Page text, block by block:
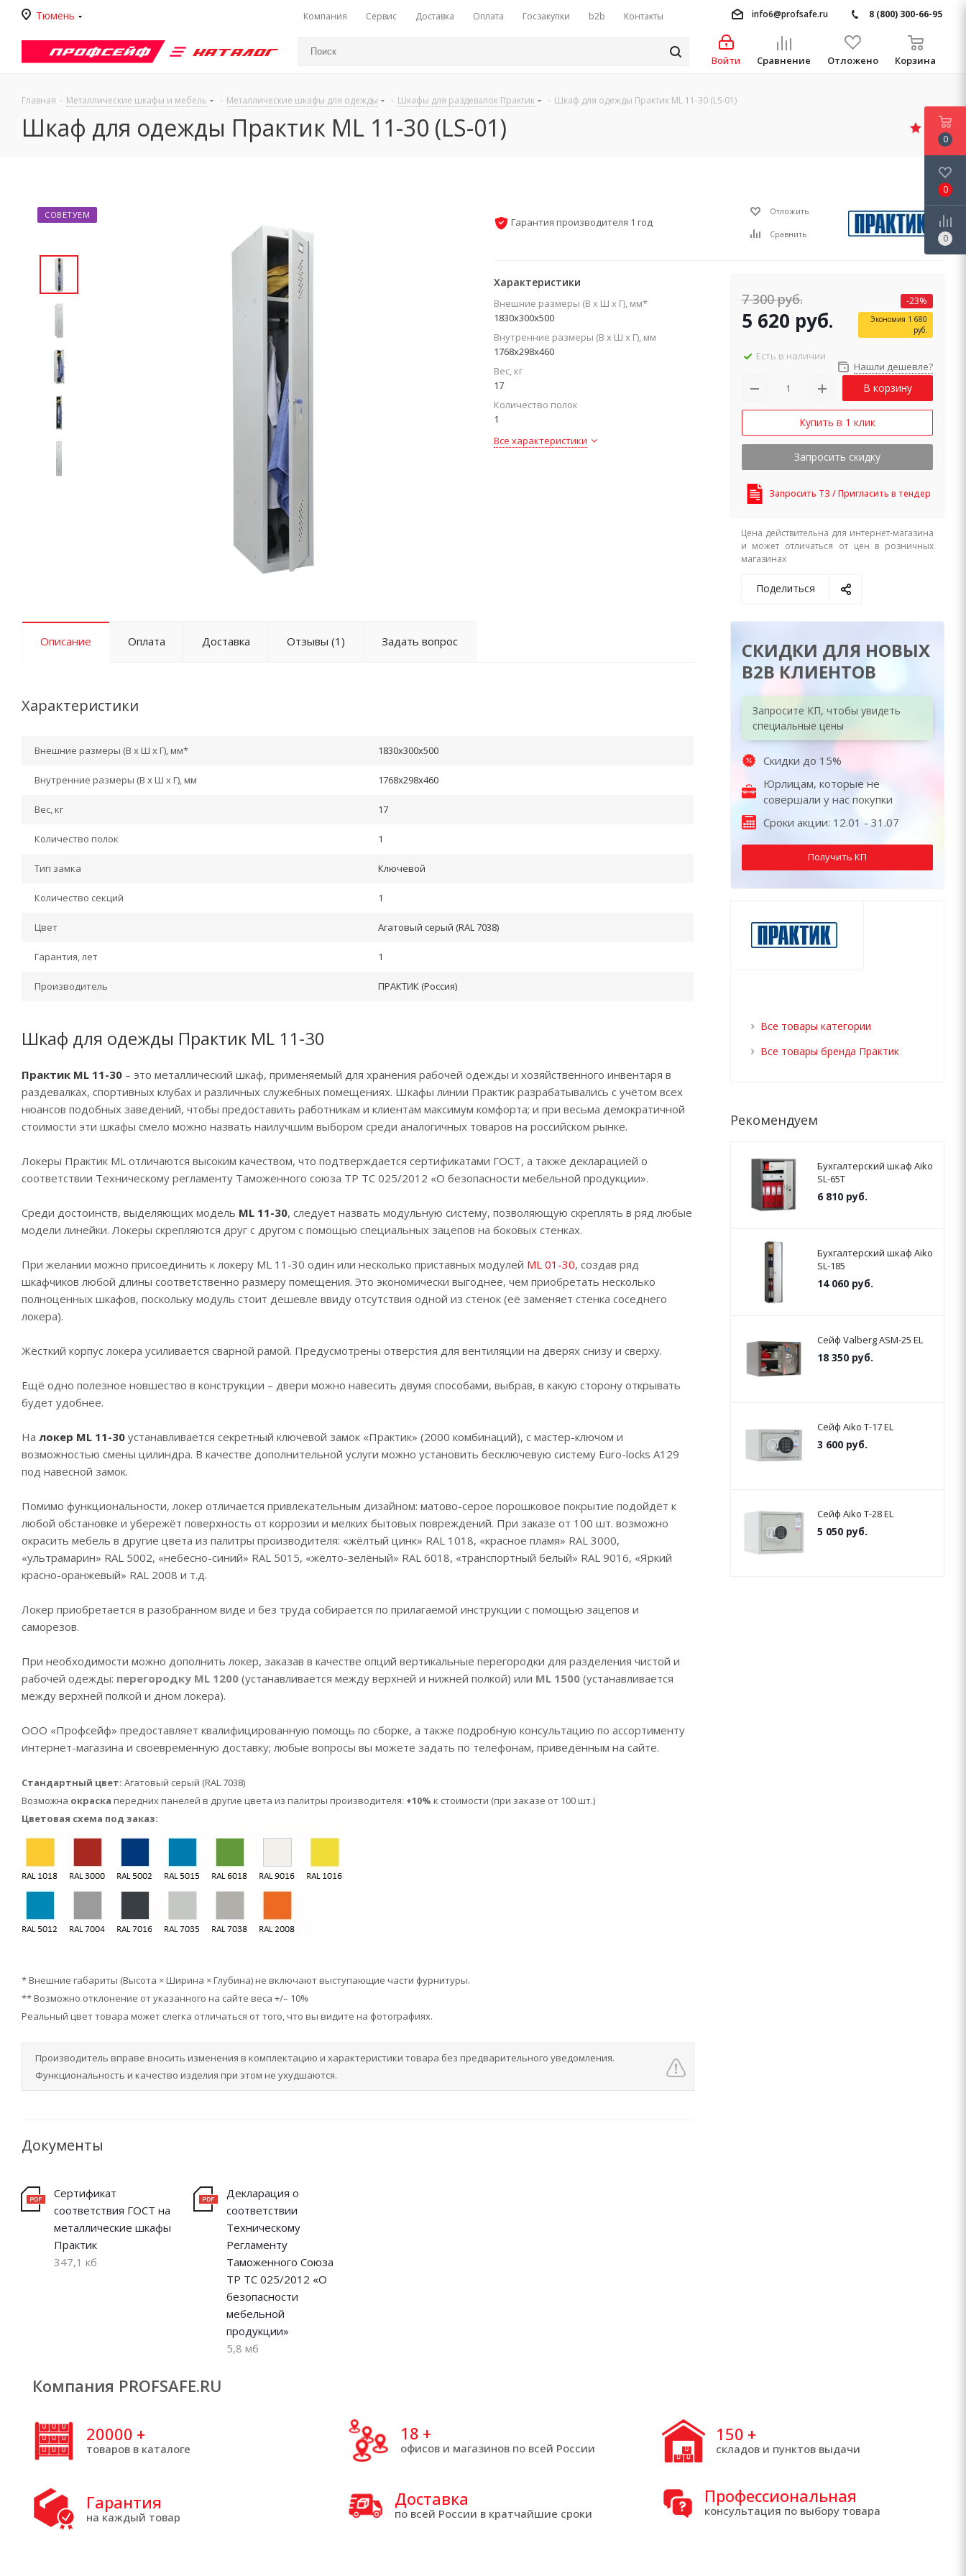
Тюмень Компания Сервис Доставка Оплата Госзакупки b2b Контакты info6@profsafe.ru 8 (800) 300-66-95
Каталог
Войти Сравнение Отложено Корзина
Главная - Металлические шкафы и мебель - Металлические шкафы для одежды - Шкафы для раздевалок Практик - Шкаф для одежды Практик ML 11-30 (LS-01)
Шкаф для одежды Практик ML 11-30 (LS-01)
СОВЕТУЕМ
Гарантия производителя 1 год
Отложить
Сравнить
Характеристики
Внешние размеры (В х Ш х Г), мм*
1830x300x500
Внутренние размеры (В х Ш х Г), мм
1768x298x460
Вес, кг
17
Количество полок
1
Все характеристики
7 300руб.
5 620 руб.
-23%
Экономия 1 680
руб.
Есть в наличии
Нашли дешевле?
В корзину
Купить в 1 клик
Запросить скидку
Запросить ТЗ / Пригласить в тендер
Цена действительна для интернет-магазина
и может отличаться от цен в розничных
магазинах
Поделиться
Описание Оплата Доставка Отзывы (1) Задать вопрос
Характеристики
Внешние размеры (В х Ш х Г), мм* 1830x300x500
Внутренние размеры (В х Ш х Г), мм 1768x298x460
Вес, кг 17
Количество полок 1
Тип замка Ключевой
Количество секций 1
Цвет Агатовый серый (RAL 7038)
Гарантия, лет 1
Производитель ПРАКТИК (Россия)
Шкаф для одежды Практик ML 11-30
Практик ML 11-30 – это металлический шкаф, применяемый для хранения рабочей одежды и хозяйственного инвентаря в
раздевалках, спортивных клубах и различных служебных помещениях. Шкафы линии Практик разрабатывались с учётом всех
нюансов подобных заведений, чтобы предоставить работникам и клиентам максимум комфорта; и при весьма демократичной
стоимости эти шкафы смело можно назвать наилучшим выбором среди аналогичных товаров на российском рынке.
Локеры Практик ML отличаются высоким качеством, что подтверждается сертификатами ГОСТ, а также декларацией о
соответствии Техническому регламенту Таможенного союза ТР ТС 025/2012 «О безопасности мебельной продукции».
Среди достоинств, выделяющих модель ML 11-30, следует назвать модульную систему, позволяющую скреплять в ряд любые
модели линейки. Локеры скрепляются друг с другом с помощью специальных зацепов на боковых стенках.
При желании можно присоединить к локеру ML 11-30 один или несколько приставных модулей ML 01-30, создав ряд
шкафчиков любой длины соответственно размеру помещения. Это экономически выгоднее, чем приобретать несколько
полноценных шкафов, поскольку модуль стоит дешевле ввиду отсутствия одной из стенок (её заменяет стенка соседнего
локера).
Жёсткий корпус локера усиливается сварной рамой. Предусмотрены отверстия для вентиляции на дверях снизу и сверху.
Ещё одно полезное новшество в конструкции – двери можно навесить двумя способами, выбрав, в какую сторону открывать
будет удобнее.
На локер ML 11-30 устанавливается секретный ключевой замок «Практик» (2000 комбинаций), с мастер-ключом и
возможностью смены цилиндра. В качестве дополнительной услуги можно установить бесключевую систему Euro-locks A129
под навесной замок.
Помимо функциональности, локер отличается привлекательным дизайном: матово-серое порошковое покрытие подойдёт к
любой обстановке и убережёт поверхность от коррозии и мелких бытовых повреждений. При заказе от 100 шт. возможно
окрасить мебель в другие цвета из палитры производителя: «жёлтый цинк» RAL 1018, «красное пламя» RAL 3000,
«ультрамарин» RAL 5002, «небесно-синий» RAL 5015, «жёлто-зелёный» RAL 6018, «транспортный белый» RAL 9016, «Яркий
красно-оранжевый» RAL 2008 и т.д.
Локер приобретается в разобранном виде и без труда собирается по прилагаемой инструкции с помощью зацепов и
саморезов.
При необходимости можно дополнить локер, заказав в качестве опций вертикальные перегородки для разделения чистой и
рабочей одежды: перегородку ML 1200 (устанавливается между верхней и нижней полкой) или ML 1500 (устанавливается
между верхней полкой и дном локера).
ООО «Профсейф» предоставляет квалифицированную помощь по сборке, а также подробную консультацию по ассортименту
интернет-магазина и своевременную доставку; любые вопросы вы можете задать по телефонам, приведённым на сайте.
Стандартный цвет: Агатовый серый (RAL 7038)
Возможна окраска передних панелей в другие цвета из палитры производителя: +10% к стоимости (при заказе от 100 шт.)
Цветовая схема под заказ:
* Внешние габариты (Высота × Ширина × Глубина) не включают выступающие части фурнитуры.
** Возможно отклонение от указанного на сайте веса +/– 10%
Реальный цвет товара может слегка отличаться от того, что вы видите на фотографиях.
Производитель вправе вносить изменения в комплектацию и характеристики товара без предварительного уведомления.
Функциональность и качество изделия при этом не ухудшаются.
Документы
Сертификат
соответствия ГОСТ на
металлические шкафы
Практик
347,1 кб
Декларация о
соответствии
Техническому
Регламенту
Таможенного Союза
ТР ТС 025/2012 «О
безопасности
мебельной
продукции»
5,8 мб
СКИДКИ ДЛЯ НОВЫХ
B2B КЛИЕНТОВ
Запросите КП, чтобы увидеть
специальные цены
Скидки до 15%
Юрлицам, которые не
совершали у нас покупки
Сроки акции: 12.01 - 31.07
Получить КП
Все товары категории
Все товары бренда Практик
Рекомендуем
Бухгалтерский шкаф Aiko
SL-65Т
6 810руб.
Бухгалтерский шкаф Aiko
SL-185
14 060руб.
Сейф Valberg ASM-25 EL
18 350руб.
Сейф Aiko T-17 EL
3 600руб.
Сейф Aiko T-28 EL
5 050руб.
Компания PROFSAFE.RU
20000 +
товаров в каталоге
18 +
офисов и магазинов по всей России
150 +
складов и пунктов выдачи
Гарантия
на каждый товар
Доставка
по всей России в кратчайшие сроки
Профессиональная
консультация по выбору товара
0
0
0